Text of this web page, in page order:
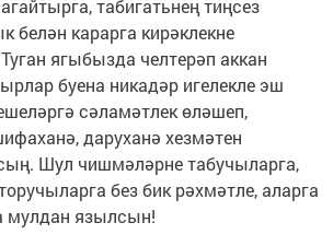
табигатьнең тиңсез
белән карарга кирәклекне
ягыбызда челтерәп аккан
буена никадәр игелекле эш
сәламәтлек өләшеп,
даруханә хезмәтен
Шул чишмәләрне табучыларга,
без бик рәхмәтле, аларга
мулдан язылсын!